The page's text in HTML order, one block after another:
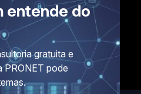
entende do
gratuita e
PRONET pode